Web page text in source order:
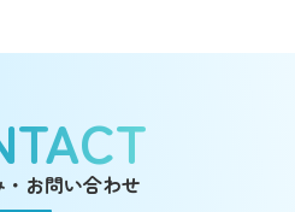
お問い合わせ